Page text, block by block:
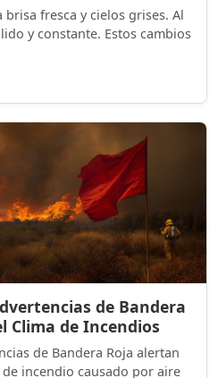
fresca y cielos grises. Al
y constante. Estos cambios
de Bandera
Clima de Incendios
incendio causado por aire